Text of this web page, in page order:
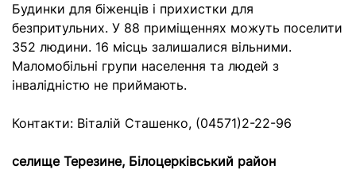
Будинки для біженців і прихистки для
безпритульних. У 88 приміщеннях можуть поселити
352 людини. 16 місць залишалися вільними.
Маломобільні групи населення та людей з
інвалідністю не приймають.
Контакти: Віталій Сташенко, (04571)2-22-96
селище Терезине, Білоцерківський район